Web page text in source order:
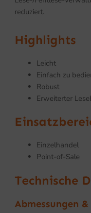
reduziert.
Highlights
Leicht
Einfach zu
Robust
Erweiterter
Einzelhandel
Point-of-Sale
Technische
Abmessungen